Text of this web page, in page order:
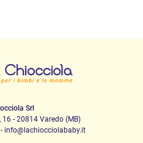
Srl
- 20814 Varedo (MB)
info@lachiocciolababy.it